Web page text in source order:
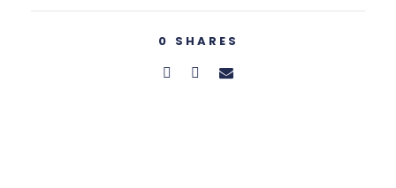
0 SHARES